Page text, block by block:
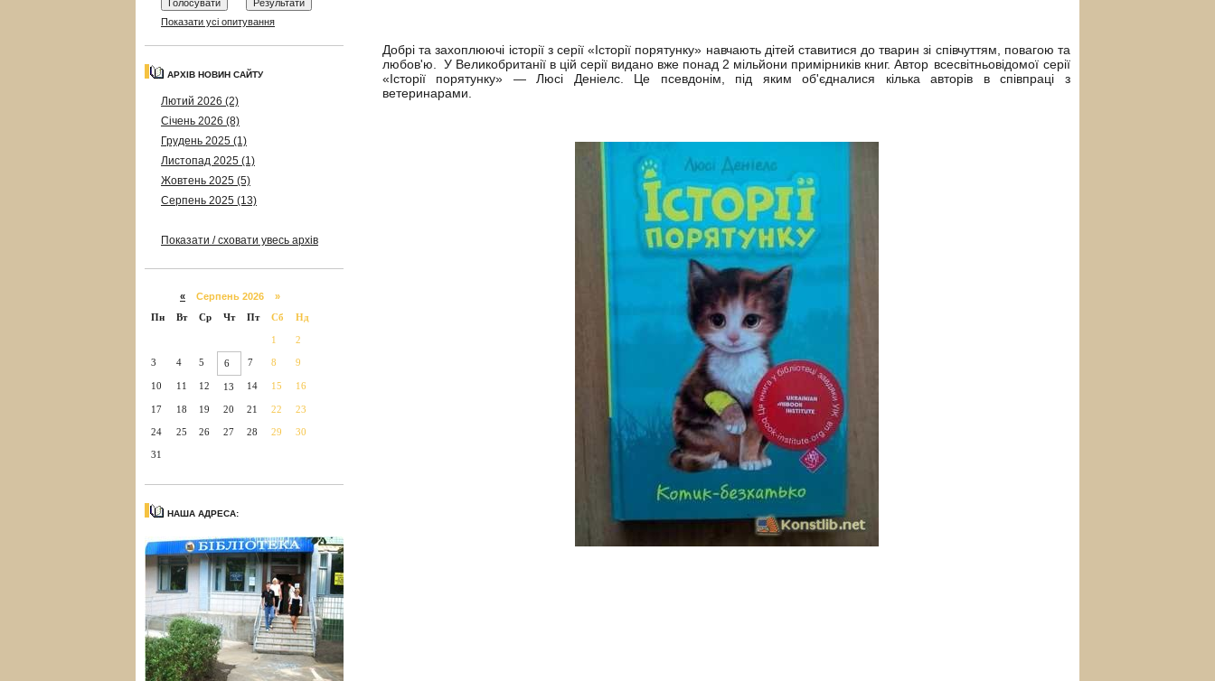
Показати усі опитування
АРХІВ НОВИН САЙТУ
Лютий 2026 (2)
Січень 2026 (8)
Грудень 2025 (1)
Листопад 2025 (1)
Жовтень 2025 (5)
Серпень 2025 (13)
Показати / сховати увесь архів
« Серпень 2026 »
Пн
Вт Ср Чт Пт Сб Нд
1 2
3 4 5 6 7 8 9
10 11 12 13 14 15 16
17 18 19 20 21 22 23
24 25 26 27 28 29 30
31
НАША АДРЕСА:
Добрі та захоплюючі історії з серії «Історії порятунку» навчають дітей ставитися до тварин зі співчуттям, повагою та
любов'ю. У Великобританії в цій серії видано вже понад 2 мільйони примірників книг.Автор всесвітньовідомої серії
«Історії порятунку» — Люсі Деніелс. Це псевдонім, під яким об'єдналися кілька авторів в співпраці з
ветеринарами.